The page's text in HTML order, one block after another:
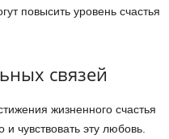
повысить уровень счастья
связей
жизненного счастья
чувствовать эту любовь.